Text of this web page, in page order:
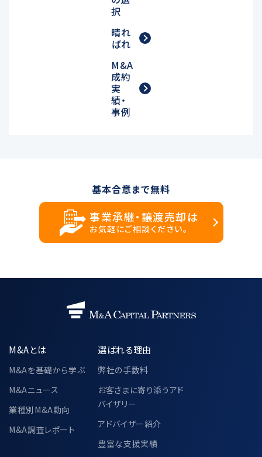
択
晴れ
ばれ
M&A
成約
実
績・
事例
基本合意まで無料
事業承継・譲渡売却は
お気軽にご相談ください。
M&Aとは
M&Aを基礎から学ぶ
M&Aニュース
業種別M&A動向
M&A調査レポート
選ばれる理由
弊社の手数料
お客さまに寄り添うアド
バイザリー
アドバイザー紹介
豊富な支援実績